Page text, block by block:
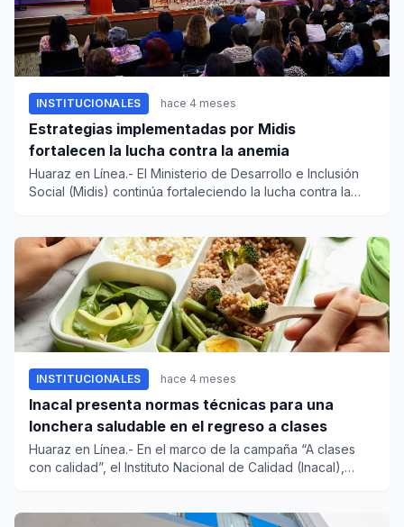
INSTITUCIONALES hace 4 meses
Estrategias implementadas por Midis
fortalecen la lucha contra la anemia
Huaraz en Línea.- El Ministerio de Desarrollo e Inclusión
Social (Midis) continúa fortaleciendo la lucha contra la
INSTITUCIONALES hace 4 meses
Inacal presenta normas técnicas para una
lonchera saludable en el regreso a clases
Huaraz en Línea.- En el marco de la campaña “A clases
con calidad”, el Instituto Nacional de Calidad (Inacal),